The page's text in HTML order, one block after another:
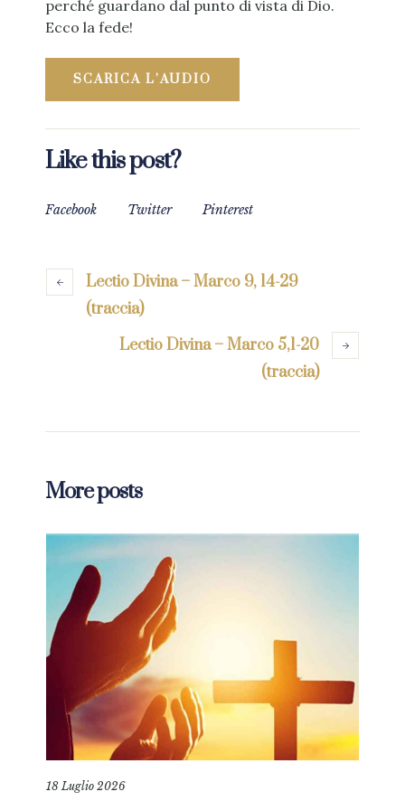
perché guardano dal punto di vista di Dio.
Ecco la fede!
SCARICA L’AUDIO
Like this post?
Facebook Twitter Pinterest
Lectio Divina – Marco 9, 14-29
(traccia)
Lectio Divina – Marco 5,1-20
(traccia)
More posts
18 Luglio 2026